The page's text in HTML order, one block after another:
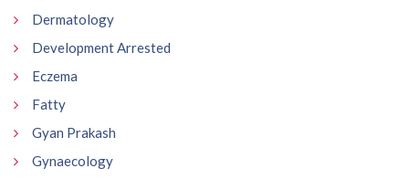
Dermatology
Development Arrested
Eczema
Fatty
Gyan Prakash
Gynaecology